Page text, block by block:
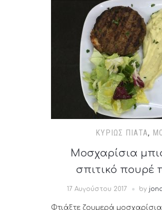
ΚΥΡΊΩΣ ΠΙΆΤΑ,
Μοσχαρίσια
σπιτικό πουρέ
17 Αυγούστου 2017 by
Φτιάξτε ζουμερά μοσχαρίσια